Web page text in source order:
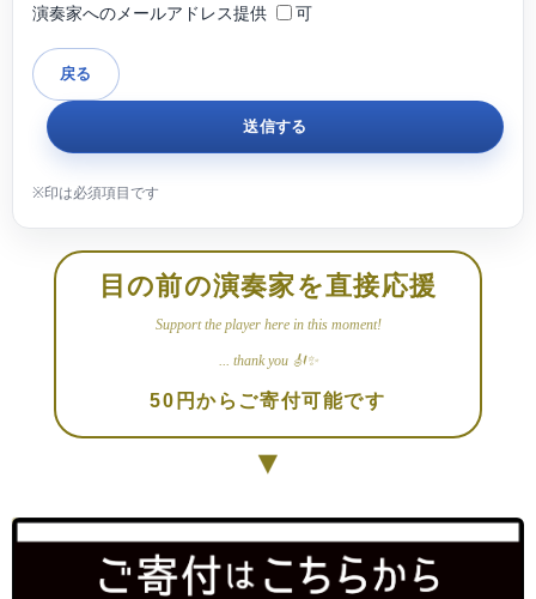
演奏家へのメールアドレス提供 可
目の前の演奏家を直接応援
Support the player here in this moment!
... thank you 🎻✨
50円からご寄付可能です
▼